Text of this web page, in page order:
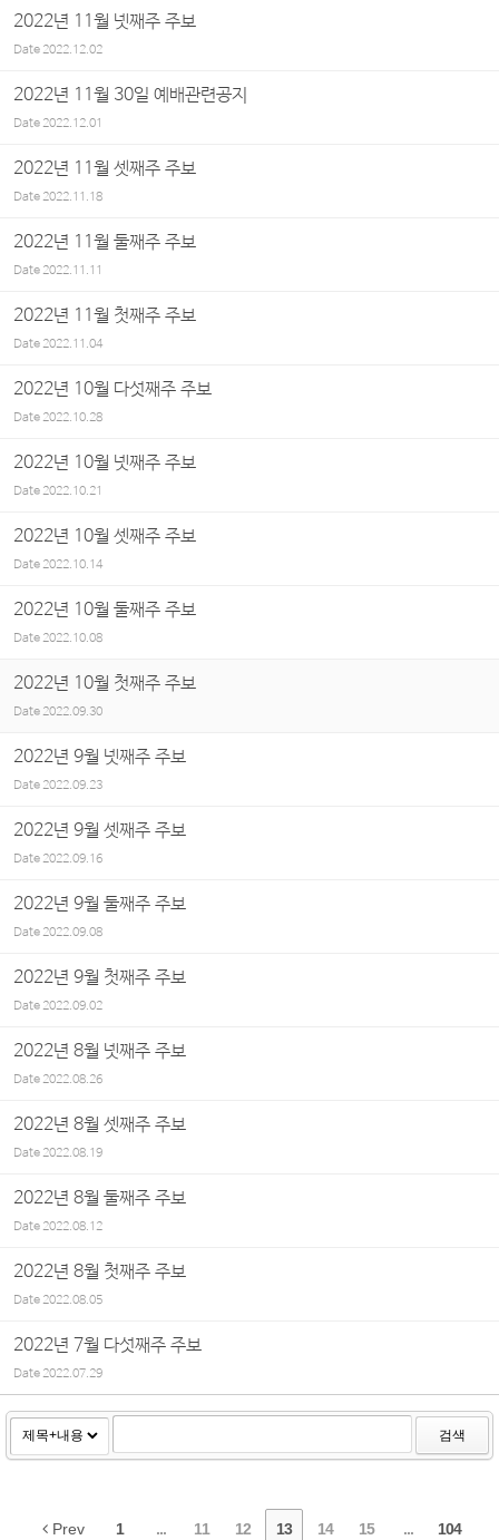
2022년 11월 넷째주 주보
Date2022.12.02
2022년 11월 30일 예배관련공지
Date2022.12.01
2022년 11월 셋째주 주보
Date2022.11.18
2022년 11월 둘째주 주보
Date2022.11.11
2022년 11월 첫째주 주보
Date2022.11.04
2022년 10월 다섯째주 주보
Date2022.10.28
2022년 10월 넷째주 주보
Date2022.10.21
2022년 10월 셋째주 주보
Date2022.10.14
2022년 10월 둘째주 주보
Date2022.10.08
2022년 10월 첫째주 주보
Date 2022.09.30
2022년 9월 넷째주 주보
Date2022.09.23
2022년 9월 셋째주 주보
Date2022.09.16
2022년 9월 둘째주 주보
Date2022.09.08
2022년 9월 첫째주 주보
Date2022.09.02
2022년 8월 넷째주 주보
Date2022.08.26
2022년 8월 셋째주 주보
Date2022.08.19
2022년 8월 둘째주 주보
Date2022.08.12
2022년 8월 첫째주 주보
Date2022.08.05
2022년 7월 다섯째주 주보
Date2022.07.29
검색
Prev 1 ... 11 12 13 14 15 ... 104